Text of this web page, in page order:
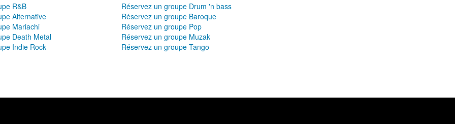
R&B
Alternative
Mariachi
Death Metal
Indie Rock
Réservez un groupe Drum 'n bass
Réservez un groupe Baroque
Réservez un groupe Pop
Réservez un groupe Muzak
Réservez un groupe Tango